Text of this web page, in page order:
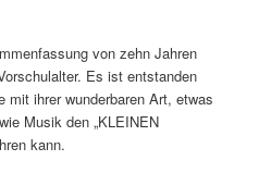
von zehn Jahren
Es ist entstanden
mit ihrer wunderbaren Art, etwas
Musik den „KLEINEN
kann.